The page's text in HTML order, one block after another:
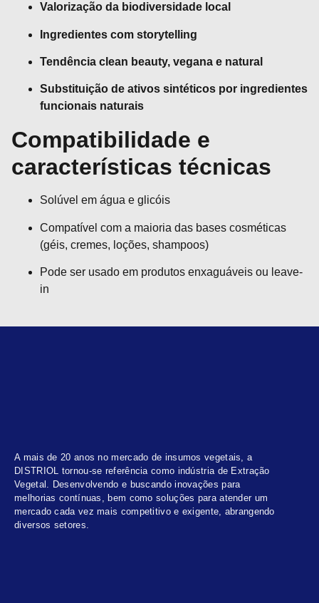
Valorização da biodiversidade local
Ingredientes com storytelling
Tendência clean beauty, vegana e natural
Substituição de ativos sintéticos por ingredientes
funcionais naturais
Compatibilidade e
características técnicas
Solúvel em água e glicóis
Compatível com a maioria das bases cosméticas
(géis, cremes, loções, shampoos)
Pode ser usado em produtos enxaguáveis ou leave-
in
A mais de 20 anos no mercado de insumos vegetais, a
DISTRIOL tornou-se referência como indústria de Extração
Vegetal. Desenvolvendo e buscando inovações para
melhorias contínuas, bem como soluções para atender um
mercado cada vez mais competitivo e exigente, abrangendo
diversos setores.